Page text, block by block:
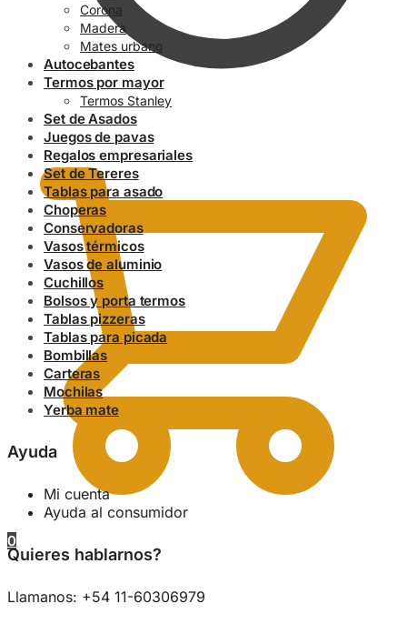
0.00 $
0
Corona
Madera
Mates urbano
Autocebantes
Termos por mayor
Termos Stanley
Set de Asados
Juegos de pavas
Regalos empresariales
Set de Tereres
Tablas para asado
Choperas
Conservadoras
Vasos térmicos
Vasos de aluminio
Cuchillos
Bolsos y porta termos
Tablas pizzeras
Tablas para picada
Bombillas
Carteras
Mochilas
Yerba mate
Ayuda
Mi cuenta
Ayuda al consumidor
Quieres hablarnos?
Llamanos: +54 11-60306979